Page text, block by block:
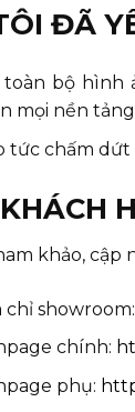
ĐÃ
toàn bộ hình
mọi nền
tức chấm dứt
khảo,
chỉ
chính:
phụ: